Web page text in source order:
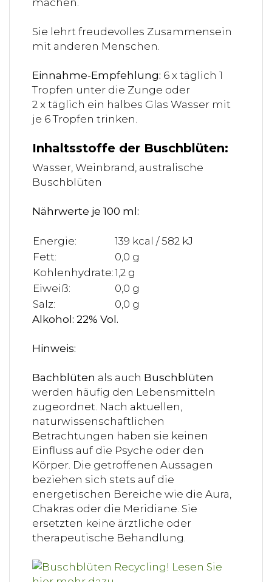
Sie lehrt freudevolles Zusammensein
mit anderen Menschen.
Einnahme-Empfehlung: 6 x täglich 1
Tropfen unter die Zunge oder
2 x täglich ein halbes Glas Wasser mit
je 6 Tropfen trinken.
Inhaltsstoffe der Buschblüten:
Wasser, Weinbrand, australische
Buschblüten
Nährwerte je 100 ml:
Energie:
139 kcal / 582 kJ
Fett:
0,0 g
Kohlenhydrate:1,2 g
Eiweiß:
0,0 g
Salz:
0,0 g
Alkohol: 22% Vol.
Hinweis:
Bachblüten als auch Buschblüten
werden häufig den Lebensmitteln
zugeordnet. Nach aktuellen,
naturwissenschaftlichen
Betrachtungen haben sie keinen
Einfluss auf die Psyche oder den
Körper. Die getroffenen Aussagen
beziehen sich stets auf die
energetischen Bereiche wie die Aura,
Chakras oder die Meridiane. Sie
ersetzten keine ärztliche oder
therapeutische Behandlung.